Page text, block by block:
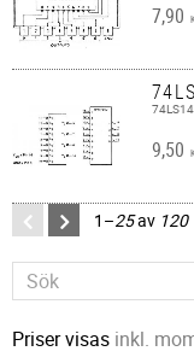
7,90
9,50
1–25av 120
Priser visas inkl.